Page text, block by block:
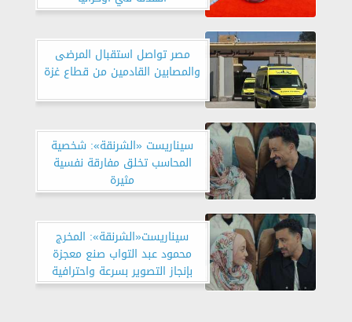
مصر تواصل استقبال المرضى
والمصابين القادمين من قطاع غزة
سيناريست «الشرنقة»: شخصية
المحاسب تخلق مفارقة نفسية
مثيرة
سيناريست«الشرنقة»: المخرج
محمود عبد التواب صنع معجزة
بإنجاز التصوير بسرعة واحترافية